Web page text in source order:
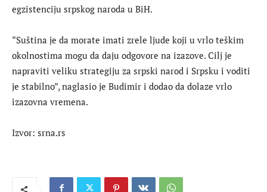
egzistenciju srpskog naroda u BiH.
“Suština je da morate imati zrele ljude koji u vrlo teškim
okolnostima mogu da daju odgovore na izazove. Cilj je
napraviti veliku strategiju za srpski narod i Srpsku i voditi
je stabilno”, naglasio je Budimir i dodao da dolaze vrlo
izazovna vremena.
Izvor: srna.rs